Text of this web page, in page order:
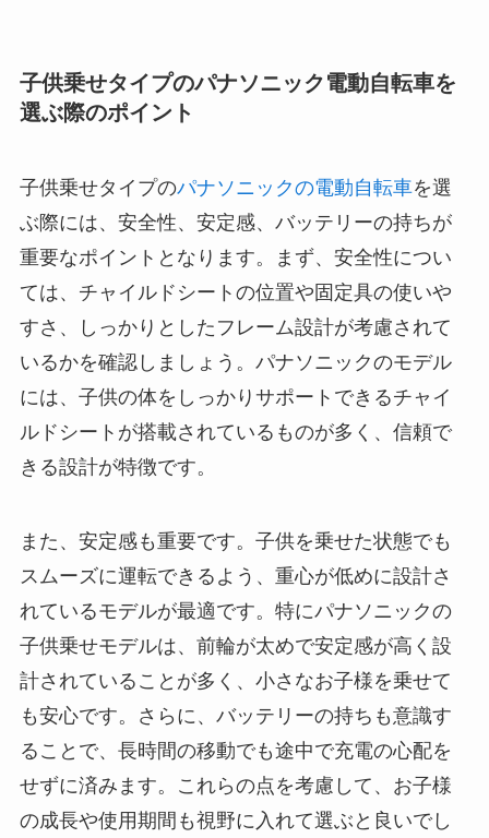
子供乗せタイプのパナソニック電動自転車を
選ぶ際のポイント
子供乗せタイプのパナソニックの電動自転車を選
ぶ際には、安全性、安定感、バッテリーの持ちが
重要なポイントとなります。まず、安全性につい
ては、チャイルドシートの位置や固定具の使いや
すさ、しっかりとしたフレーム設計が考慮されて
いるかを確認しましょう。パナソニックのモデル
には、子供の体をしっかりサポートできるチャイ
ルドシートが搭載されているものが多く、信頼で
きる設計が特徴です。
また、安定感も重要です。子供を乗せた状態でも
スムーズに運転できるよう、重心が低めに設計さ
れているモデルが最適です。特にパナソニックの
子供乗せモデルは、前輪が太めで安定感が高く設
計されていることが多く、小さなお子様を乗せて
も安心です。さらに、バッテリーの持ちも意識す
ることで、長時間の移動でも途中で充電の心配を
せずに済みます。これらの点を考慮して、お子様
の成長や使用期間も視野に入れて選ぶと良いでし